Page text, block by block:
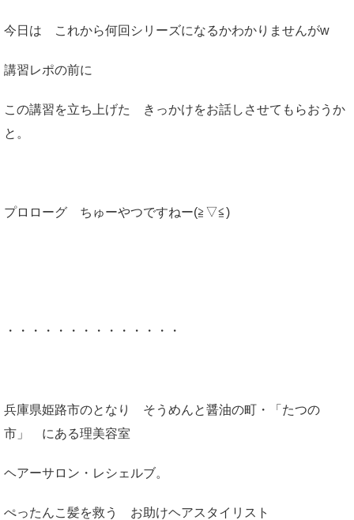
今日は これから何回シリーズになるかわかりませんがw
講習レポの前に
この講習を立ち上げた きっかけをお話しさせてもらおうか
と。
プロローグ ちゅーやつですねー(≧▽≦)
・・・・・・・・・・・・・・
兵庫県姫路市のとなり そうめんと醤油の町・「たつの
市」 にある理美容室
ヘアーサロン・レシェルブ。
ぺったんこ髪を救う お助けヘアスタイリスト